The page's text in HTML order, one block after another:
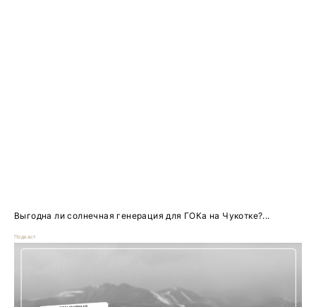
Выгодна ли солнечная генерация для ГОКа на Чукотке?...
Подкаст